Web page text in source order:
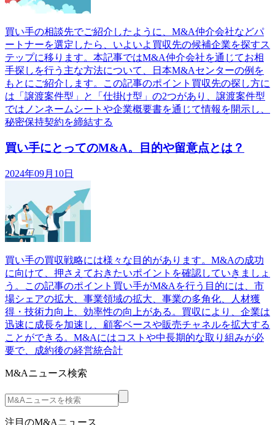
買い手の相談先でご紹介したように、M&A仲介会社などパ
ートナーを選定したら、いよいよ買収先の候補企業を探すス
テップに移ります。本記事ではM&A仲介会社を通じてお相
手探しを行う主な方法について、日本M&Aセンターの例を
もとにご紹介します。この記事のポイント買収先の探し方に
は「譲渡案件型」と「仕掛け型」の2つがあり、譲渡案件型
ではノンネームシートや企業概要書を通じて情報を開示し、
秘密保持契約を締結する
買い手にとってのM&A。目的や留意点とは？
2024年09月10日
買い手の買収戦略には様々な目的があります。M&Aの成功
に向けて、押さえておきたいポイントを確認していきましょ
う。この記事のポイント買い手がM&Aを行う目的には、市
場シェアの拡大、事業領域の拡大、事業の多角化、人材獲
得・技術力向上、効率性の向上がある。買収により、企業は
迅速に成長を加速し、顧客ベースや販売チャネルを拡大する
ことができる。M&Aにはコストや中長期的な取り組みが必
要で、成約後の経営統合計
M&Aニュース検索
注目のM&Aニュース